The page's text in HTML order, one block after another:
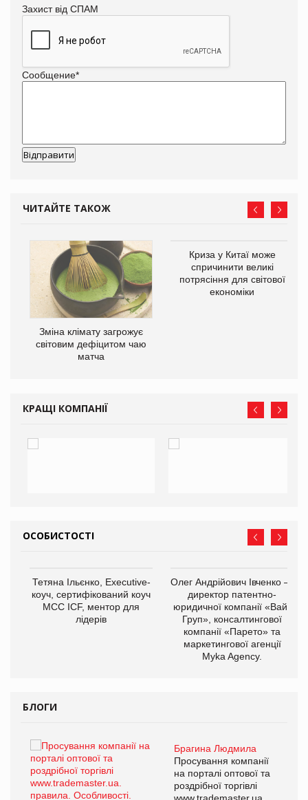
Захист від СПАМ
Сообщение*
ЧИТАЙТЕ ТАКОЖ
Зміна клімату загрожує
світовим дефіцитом чаю
матча
Криза у Китаї може
спричинити великі
потрясіння для світової
економіки
КРАЩІ КОМПАНІЇ
ОСОБИСТОСТІ
Тетяна Ільєнко, Executive-
коуч, сертифікований коуч
МСС ICF, ментор для
лідерів
Олег Андрійович Івченко —
директор патентно-
юридичної компанії «Вайз
Груп», консалтингової
компанії «Парето» та
маркетингової агенції
Myka Agency.
БЛОГИ
Брагина Людмила
Просування компанії
на порталі оптової та
роздрібної торгівлі
www.trademaster.ua.